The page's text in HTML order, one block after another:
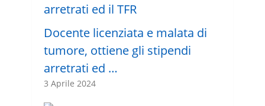
Docente licenziata e malata di
tumore, ottiene gli stipendi
arretrati ed …
3 Aprile 2024